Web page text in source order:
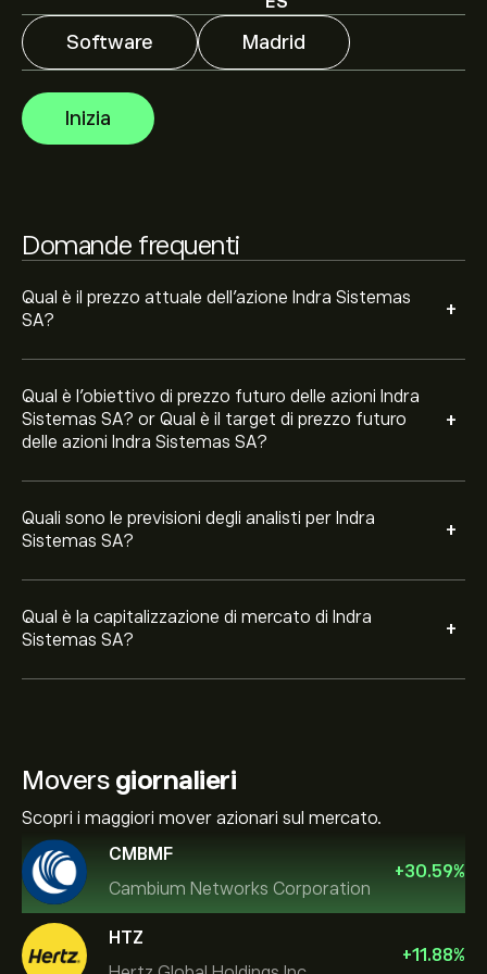
Software Madrid
Inizia
Domande frequenti
Qual è il prezzo attuale dell'azione Indra Sistemas
SA?
+
Qual è l'obiettivo di prezzo futuro delle azioni Indra
Sistemas SA? or Qual è il target di prezzo futuro
delle azioni Indra Sistemas SA?
+
degli analisti e obiettivi di prezzo.
Quali sono le previsioni degli analisti per Indra
Sistemas SA?
+
Gli analisti offrono previsioni per le azioni Indra Sistemas
SA basate su tendenze di mercato, rapporti finanziari e
crescita prevista. Consulta le previsioni recenti per i
futuri movimenti dei prezzi.
Qual è la capitalizzazione di mercato di Indra
Sistemas SA?
+
Movers giornalieri
Scopri i maggiori mover azionari sul mercato.
CMBMF
Cambium Networks Corporation
+30.59%
HTZ
+11.88%